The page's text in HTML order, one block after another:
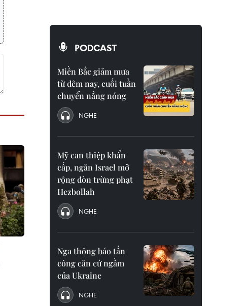
PODCAST
Miền Bắc giảm mưa
từ đêm nay, cuối tuần
chuyển nắng nóng
NGHE
Mỹ can thiệp khẩn
cấp, ngăn Israel mở
rộng đòn trừng phạt
Hezbollah
NGHE
Nga thông báo tấn
công căn cứ ngầm
của Ukraine
NGHE